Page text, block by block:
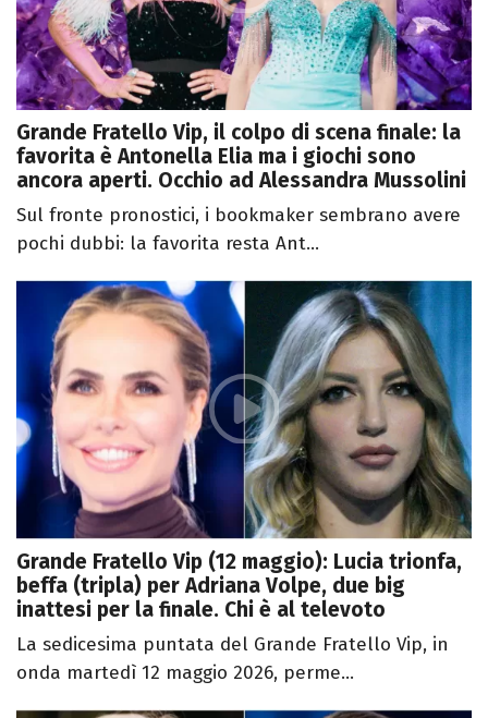
Grande Fratello Vip, il colpo di scena finale: la
favorita è Antonella Elia ma i giochi sono
ancora aperti. Occhio ad Alessandra Mussolini
Sul fronte pronostici, i bookmaker sembrano avere
pochi dubbi: la favorita resta Ant...
Grande Fratello Vip (12 maggio): Lucia trionfa,
beffa (tripla) per Adriana Volpe, due big
inattesi per la finale. Chi è al televoto
La sedicesima puntata del Grande Fratello Vip, in
onda martedì 12 maggio 2026, perme...